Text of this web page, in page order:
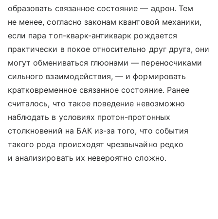
образовать связанное состояние — адрон. Тем
не менее, согласно законам квантовой механики,
если пара топ-кварк-антикварк рождается
практически в покое относительно друг друга, они
могут обмениваться глюонами — переносчиками
сильного взаимодействия, — и формировать
кратковременное связанное состояние. Ранее
считалось, что такое поведение невозможно
наблюдать в условиях протон-протонных
столкновений на БАК из-за того, что события
такого рода происходят чрезвычайно редко
и анализировать их невероятно сложно.